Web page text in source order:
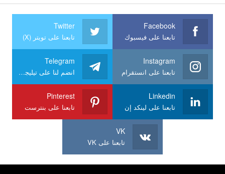
Facebook
تابعنا على فيسبوك
Twitter
تابعنا على تويتر (X)
Instagram
تابعنا على انستقرام
Telegram
انضم لنا على تيليجرام
Linkedin
تابعنا على لينكد إن
Pinterest
تابعنا على بنترست
VK
تابعنا على VK